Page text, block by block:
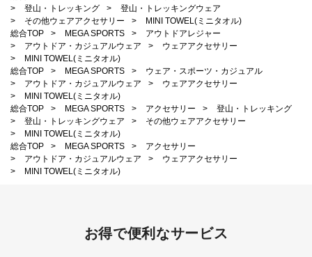
>
登山・トレッキング >
登山・トレッキングウェア
>
その他ウェアアクセサリー >
MINI TOWEL(ミニタオル)
総合TOP
> MEGA SPORTS >
アウトドアレジャー
>
アウトドア・カジュアルウェア >
ウェアアクセサリー
>
MINI TOWEL(ミニタオル)
総合TOP
> MEGA SPORTS >
ウェア・スポーツ・カジュアル
>
アウトドア・カジュアルウェア >
ウェアアクセサリー
>
MINI TOWEL(ミニタオル)
総合TOP
> MEGA SPORTS > アクセサリー >
登山・トレッキング
>
登山・トレッキングウェア >
その他ウェアアクセサリー
>
MINI TOWEL(ミニタオル)
総合TOP
> MEGA SPORTS >
アクセサリー
>
アウトドア・カジュアルウェア >
ウェアアクセサリー
>
MINI TOWEL(ミニタオル)
お得で便利なサービス